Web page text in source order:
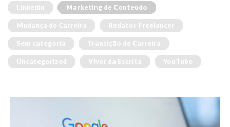
Linkedin Marketing de Conteúdo
Mudança de Carreira Redator Freelancer
Sem categoria Transição de Carreira
Uncategorized Viver da Escrita YouTube